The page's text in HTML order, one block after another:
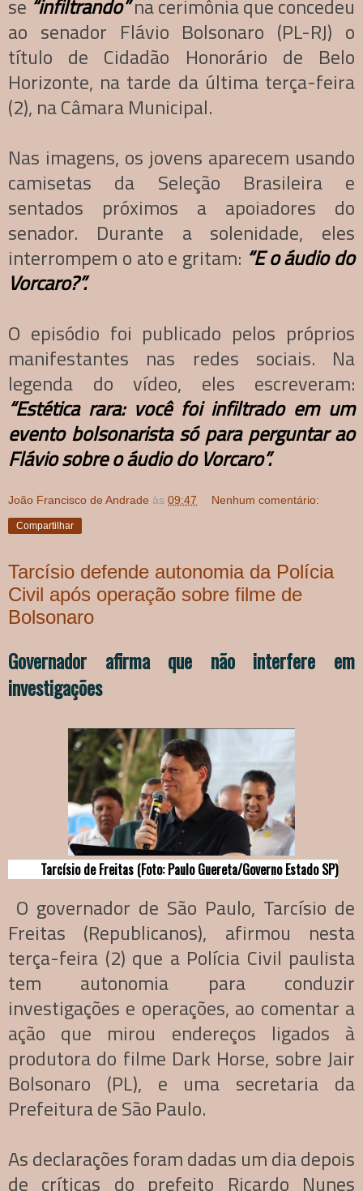
se “infiltrando”na cerimônia que concedeu
ao senador Flávio Bolsonaro (PL-RJ) o
título de Cidadão Honorário de Belo
Horizonte, na tarde da última terça-feira
(2), na Câmara Municipal.
Nas imagens, os jovens aparecem usando
camisetas da Seleção Brasileira e
sentados próximos a apoiadores do
senador. Durante a solenidade, eles
interrompem o ato e gritam: “E o áudio do
Vorcaro?”.
O episódio foi publicado pelos próprios
manifestantes nas redes sociais. Na
legenda do vídeo, eles escreveram:
“Estética rara: você foi infiltrado em um
evento bolsonarista só para perguntar ao
Flávio sobre o áudio do Vorcaro”.
João Francisco de Andrade às 09:47 Nenhum comentário:
Compartilhar
Tarcísio defende autonomia da Polícia
Civil após operação sobre filme de
Bolsonaro
Governador afirma que não interfere em
investigações
Tarcísio de Freitas (Foto: Paulo Guereta/Governo Estado SP)
O governador de São Paulo, Tarcísio de
Freitas (Republicanos), afirmou nesta
terça-feira (2) que a Polícia Civil paulista
tem autonomia para conduzir
investigações e operações, ao comentar a
ação que mirou endereços ligados à
produtora do filme Dark Horse, sobre Jair
Bolsonaro (PL), e uma secretaria da
Prefeitura de São Paulo.
As declarações foram dadas um dia depois
de críticas do prefeito Ricardo Nunes